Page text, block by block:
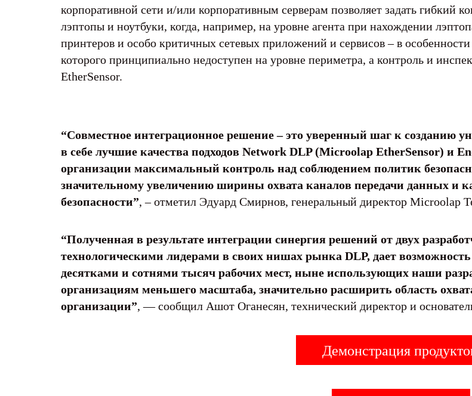
корпоративной сети и/или корпоративным серверам позволяет задать гибкий
лэптопы и ноутбуки, когда, например, на уровне агента при нахождении
принтеров и особо критичных сетевых приложений и сервисов – в
которого принципиально недоступен на уровне периметра, а контроль и
EtherSensor.
“Совместное интеграционное решение – это уверенный шаг к созданию
в себе лучшие качества подходов Network DLP (Microolap EtherSensor) и
организации максимальный контроль над соблюдением политик
значительному увеличению ширины охвата каналов передачи данных и
безопасности”, – отметил Эдуард Смирнов, генеральный директор Microolap
“Полученная в результате интеграции синергия решений от двух
технологическими лидерами в своих нишах рынка DLP, дает
десятками и сотнями тысяч рабочих мест, ныне использующих наши
организациям меньшего масштаба, значительно расширить область
организации”, — сообщил Ашот Оганесян, технический директор и
Демонстрация